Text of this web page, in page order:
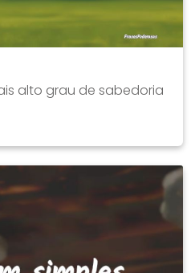
alto grau de sabedoria